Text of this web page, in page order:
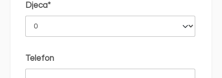
Djeca*
Telefon